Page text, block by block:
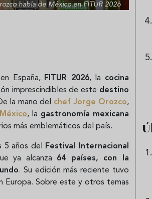
habla de México en FITUR 2026
España, FITUR 2026, la cocina
imprescindibles de este destino
la mano del chef Jorge Orozco,
, la gastronomía mexicana
más emblemáticos del país.
5 años del
Festival Internacional
ya alcanza 64 países, con la
. Su edición más reciente tuvo
Europa. Sobre este y otros temas